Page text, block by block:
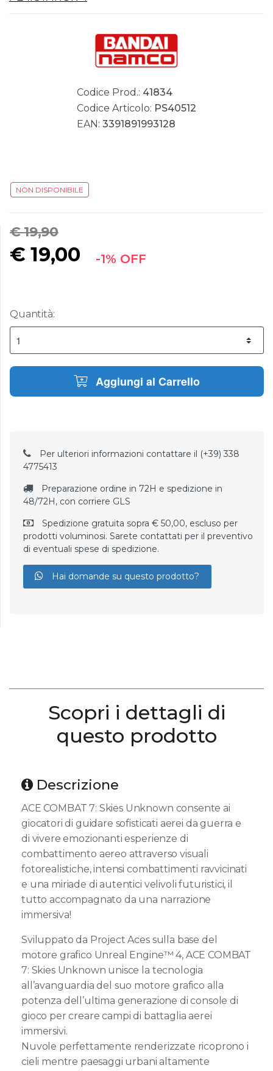
Codice Prod.: 41834
Codice Articolo: PS40512
EAN: 3391891993128
NON DISPONIBILE
€ 19,90
€19,00 -1% OFF
Quantità:
Aggiungi al Carrello
Per ulteriori informazioni contattare il (+39) 338
4775413
Preparazione ordine in 72H e spedizione in
48/72H, con corriere GLS
Spedizione gratuita sopra € 50,00, escluso per
prodotti voluminosi. Sarete contattati per il preventivo
di eventuali spese di spedizione.
Hai domande su questo prodotto?
Scopri i dettagli di
questo prodotto
Descrizione
ACE COMBAT 7: Skies Unknown consente ai
giocatori di guidare sofisticati aerei da guerra e
di vivere emozionanti esperienze di
combattimento aereo attraverso visuali
fotorealistiche, intensi combattimenti ravvicinati
e una miriade di autentici velivoli futuristici, il
tutto accompagnato da una narrazione
immersiva!
Sviluppato da Project Aces sulla base del
motore grafico Unreal Engine™ 4, ACE COMBAT
7: Skies Unknown unisce la tecnologia
all’avanguardia del suo motore grafico alla
potenza dell’ultima generazione di console di
gioco per creare campi di battaglia aerei
immersivi.
Nuvole perfettamente renderizzate ricoprono i
cieli mentre paesaggi urbani altamente